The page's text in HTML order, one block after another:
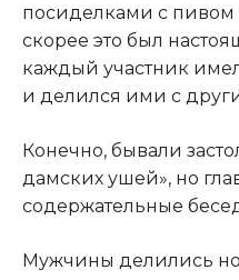
посиделками с
скорее это был
каждый участник
и делился ими с
Конечно, бывали
дамских ушей», но
содержательные
Мужчины делились